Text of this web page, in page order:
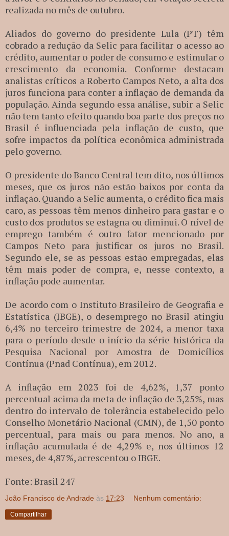
realizada no mês de outubro.
Aliados do governo do presidente Lula (PT) têm
cobrado a redução da Selic para facilitar o acesso ao
crédito, aumentar o poder de consumo e estimular o
crescimento da economia. Conforme destacam
analistas críticos a Roberto Campos Neto, a alta dos
juros funciona para conter a inflação de demanda da
população. Ainda segundo essa análise, subir a Selic
não tem tanto efeito quando boa parte dos preços no
Brasil é influenciada pela inflação de custo, que
sofre impactos da política econômica administrada
pelo governo.
O presidente do Banco Central tem dito, nos últimos
meses, que os juros não estão baixos por conta da
inflação. Quando a Selic aumenta, o crédito fica mais
caro, as pessoas têm menos dinheiro para gastar e o
custo dos produtos se estagna ou diminui. O nível de
emprego também é outro fator mencionado por
Campos Neto para justificar os juros no Brasil.
Segundo ele, se as pessoas estão empregadas, elas
têm mais poder de compra, e, nesse contexto, a
inflação pode aumentar.
De acordo com o Instituto Brasileiro de Geografia e
Estatística (IBGE), o desemprego no Brasil atingiu
6,4% no terceiro trimestre de 2024, a menor taxa
para o período desde o início da série histórica da
Pesquisa Nacional por Amostra de Domicílios
Contínua (Pnad Contínua), em 2012.
A inflação em 2023 foi de 4,62%, 1,37 ponto
percentual acima da meta de inflação de 3,25%, mas
dentro do intervalo de tolerância estabelecido pelo
Conselho Monetário Nacional (CMN), de 1,50 ponto
percentual, para mais ou para menos. No ano, a
inflação acumulada é de 4,29% e, nos últimos 12
meses, de 4,87%, acrescentou o IBGE.
Fonte: Brasil 247
João Francisco de Andrade às 17:23 Nenhum comentário:
Compartilhar